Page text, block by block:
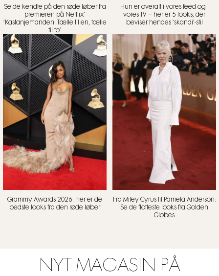
Se de kendte på den røde løber fra
premieren på Netflix’
’Kastanjemanden: Tælle til en, tælle
til to’
Hun er overalt i vores feed og i
vores TV – her er 5 looks, der
beviser hendes ‘skandi’-stil
Grammy Awards 2026: Her er de
bedste looks fra den røde løber
Fra Miley Cyrus til Pamela Anderson:
Se de flotteste looks fra Golden
Globes
NYT MAGASIN PÅ